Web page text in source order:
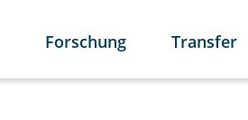
Forschung Transfer